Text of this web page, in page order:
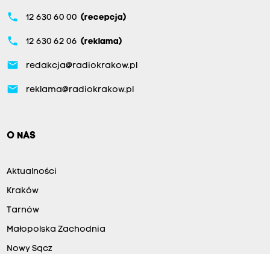
phone 12 630 60 00 (recepcja)
phone 12 630 62 06 (reklama)
email redakcja@radiokrakow.pl
email reklama@radiokrakow.pl
O NAS
Aktualności
Kraków
Tarnów
Małopolska Zachodnia
Nowy Sącz